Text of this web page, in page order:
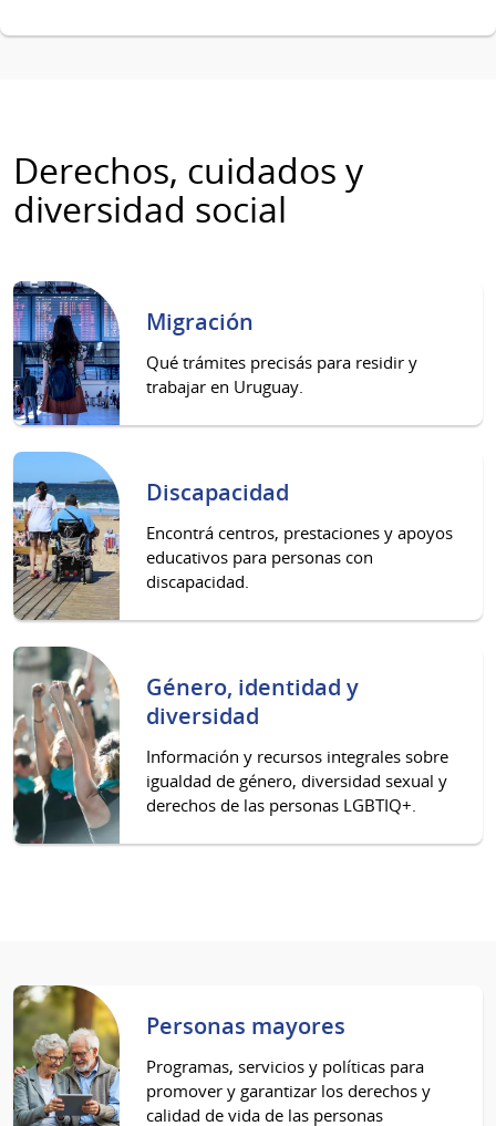
Derechos, cuidados y
diversidad social
Migración
Qué trámites precisás para residir y
trabajar en Uruguay.
Discapacidad
Encontrá centros, prestaciones y apoyos
educativos para personas con
discapacidad.
Género, identidad y
diversidad
Información y recursos integrales sobre
igualdad de género, diversidad sexual y
derechos de las personas LGBTIQ+.
Personas mayores
Programas, servicios y políticas para
promover y garantizar los derechos y
calidad de vida de las personas